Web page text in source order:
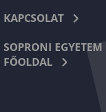
KAPCSOLAT
SOPRONI EGYETEM
FŐOLDAL